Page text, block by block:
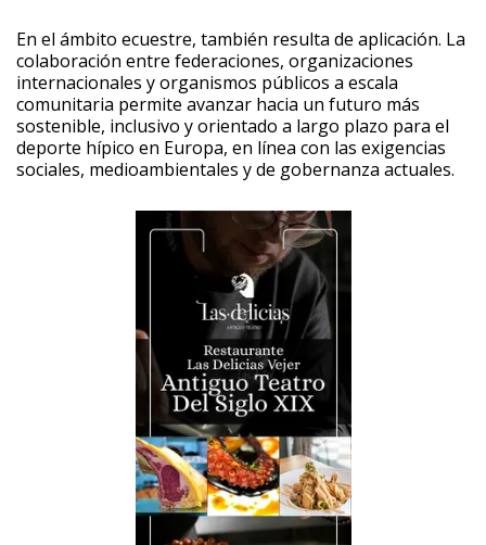
En el ámbito ecuestre, también resulta de aplicación. La
colaboración entre federaciones, organizaciones
internacionales y organismos públicos a escala
comunitaria permite avanzar hacia un futuro más
sostenible, inclusivo y orientado a largo plazo para el
deporte hípico en Europa, en línea con las exigencias
sociales, medioambientales y de gobernanza actuales.